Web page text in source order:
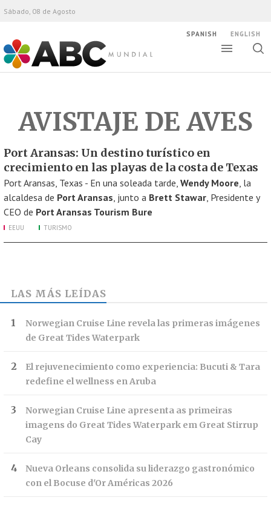
ABC Mundial
Sábado, 08 de Agosto
SPANISH ENGLISH
AVISTAJE DE AVES
Port Aransas: Un destino turístico en
crecimiento en las playas de la costa de Texas
Port Aransas, Texas - En una soleada tarde, Wendy Moore, la
alcaldesa de Port Aransas, junto a Brett Stawar, Presidente y
CEO de Port Aransas Tourism Bure
EEUU TURISMO
LAS MÁS LEÍDAS
Norwegian Cruise Line revela las primeras imágenes
de Great Tides Waterpark
El rejuvenecimiento como experiencia: Bucuti & Tara
redefine el wellness en Aruba
Norwegian Cruise Line apresenta as primeiras
imagens do Great Tides Waterpark em Great Stirrup
Cay
Nueva Orleans consolida su liderazgo gastronómico
con el Bocuse d'Or Américas 2026